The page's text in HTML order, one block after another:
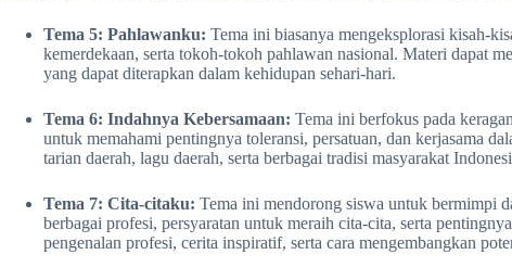
Tema 5: Pahlawanku: Tema ini biasanya mengeksplorasi kisah-
kemerdekaan, serta tokoh-tokoh pahlawan nasional. Materi dapat
yang dapat diterapkan dalam kehidupan sehari-hari.
Tema 6: Indahnya Kebersamaan: Tema ini berfokus pada
untuk memahami pentingnya toleransi, persatuan, dan kerjasama
tarian daerah, lagu daerah, serta berbagai tradisi masyarakat
Tema 7: Cita-citaku: Tema ini mendorong siswa untuk bermimpi
berbagai profesi, persyaratan untuk meraih cita-cita, serta
pengenalan profesi, cerita inspiratif, serta cara mengembangkan